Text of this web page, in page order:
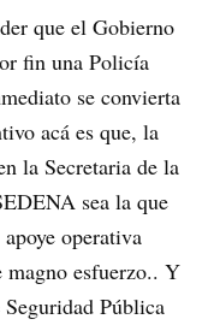
que el Gobierno
fin una Policía
se convierta
acá es que, la
la Secretaria de la
sea la que
operativa
esfuerzo.. Y
Pública